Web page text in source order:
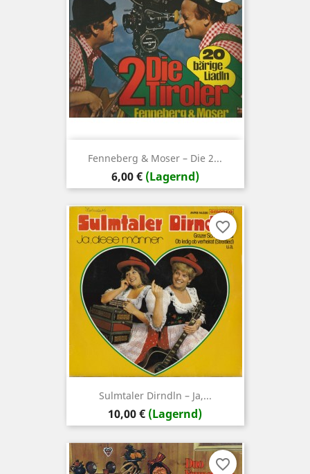
Fenneberg & Moser ‎– Die 2...
Preis
6,00 € (Lagernd)
Sulmtaler Dirndln – Ja,...
Preis
10,00 € (Lagernd)
favorite_border
favorite_border